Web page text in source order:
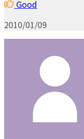
Good
2010/01/09